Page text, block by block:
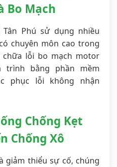
Bo Mạch
Phú sử dụng nhiều
chuyên môn cao trong
chữa lỗi bo mạch motor
trình bằng phần mềm
phục lỗi không nhận
Chống Kẹt
Chống Xô
giảm thiểu sự cố, chúng